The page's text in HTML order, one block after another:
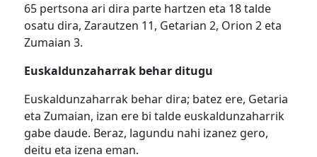
65 pertsona ari dira parte hartzen eta 18 talde
osatu dira, Zarautzen 11, Getarian 2, Orion 2 eta
Zumaian 3.
Euskaldunzaharrak behar ditugu
Euskaldunzaharrak behar dira; batez ere, Getaria
eta Zumaian, izan ere bi talde euskaldunzaharrik
gabe daude. Beraz, lagundu nahi izanez gero,
deitu eta izena eman.